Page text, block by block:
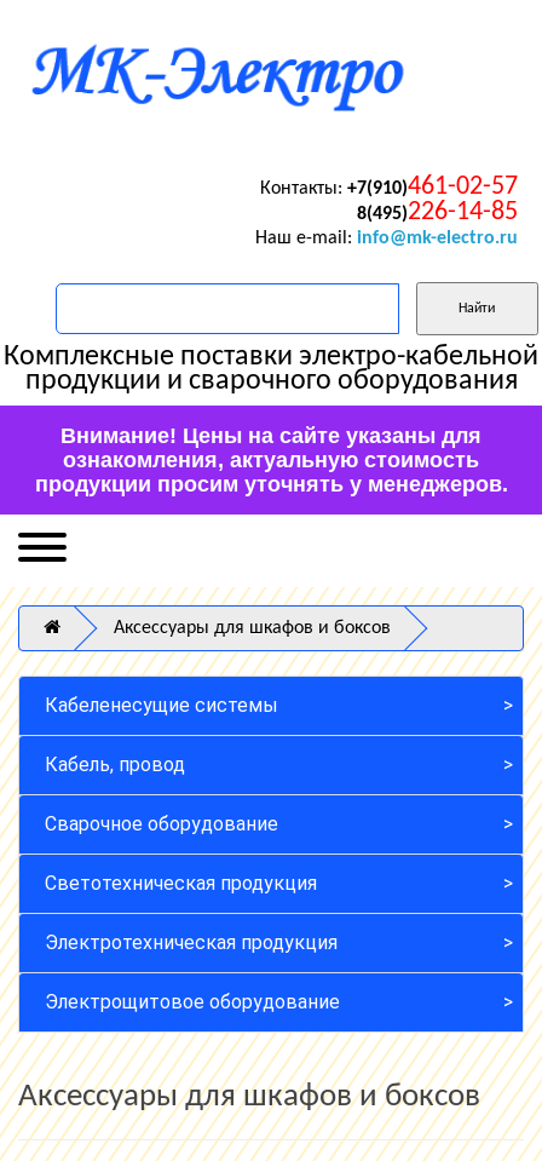
Контакты: +7(910)461-02-57
8(495)226-14-85
Наш e-mail: info@mk-electro.ru
Комплексные поставки электро-кабельной
продукции и сварочного оборудования
Внимание! Цены на сайте указаны для
ознакомления, актуальную стоимость
продукции просим уточнять у менеджеров.
Аксессуары для шкафов и боксов
Кабеленесущие системы
Кабель, провод
Сварочное оборудование
Светотехническая продукция
Электротехническая продукция
Электрощитовое оборудование
Аксессуары для шкафов и боксов